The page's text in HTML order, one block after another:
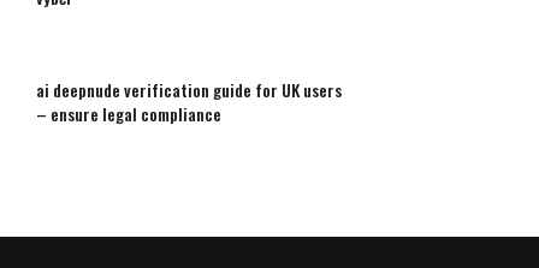
ai deepnude verification guide for UK users
– ensure legal compliance